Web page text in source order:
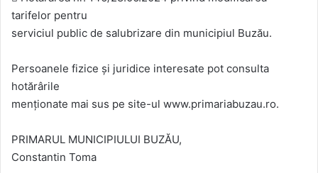
tarifelor pentru
serviciul public de salubrizare din municipiul Buzău.
Persoanele fizice și juridice interesate pot consulta
hotărârile
menționate mai sus pe site-ul www.primariabuzau.ro.
PRIMARUL MUNICIPIULUI BUZĂU,
Constantin Toma